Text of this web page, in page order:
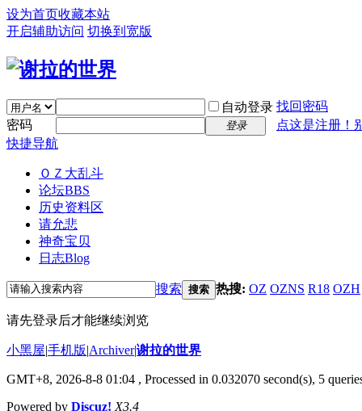
设为首页收藏本站
开启辅助访问 切换到宽版
自动登录 找回密码
密码
登录
点这是注册！
快捷导航
ＯＺ大乱斗
论坛BBS
历史资料区
请允悲
神奇宝贝
日志Blog
搜索 搜索 热搜: OZ OZNS R18 OZH
请先登录后才能继续浏览
小黑屋|手机版|Archiver|谢拉的世界
GMT+8, 2026-8-8 01:04 , Processed in 0.032070 second(s), 5
Powered by Discuz! X3.4